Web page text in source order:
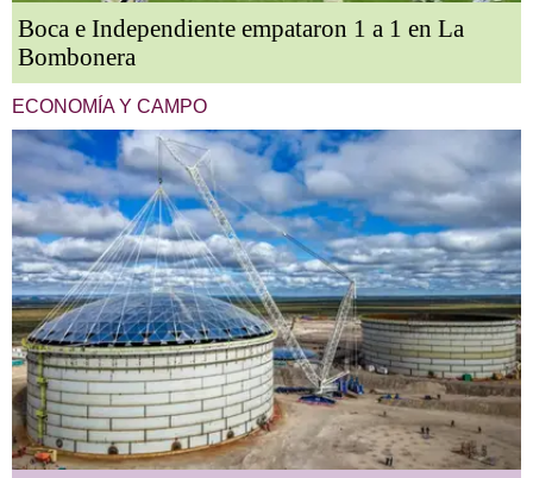
Boca e Independiente empataron 1 a 1 en La
Bombonera
ECONOMÍA Y CAMPO